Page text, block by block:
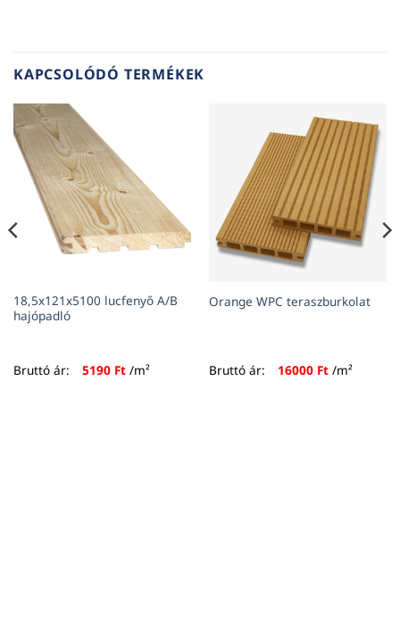
KAPCSOLÓDÓ TERMÉKEK
18,5x121x5100 lucfenyő A/B
hajópadló
Bruttó ár: 5190 Ft/m²
Orange WPC teraszburkolat
Bruttó ár: 16000 Ft/m²